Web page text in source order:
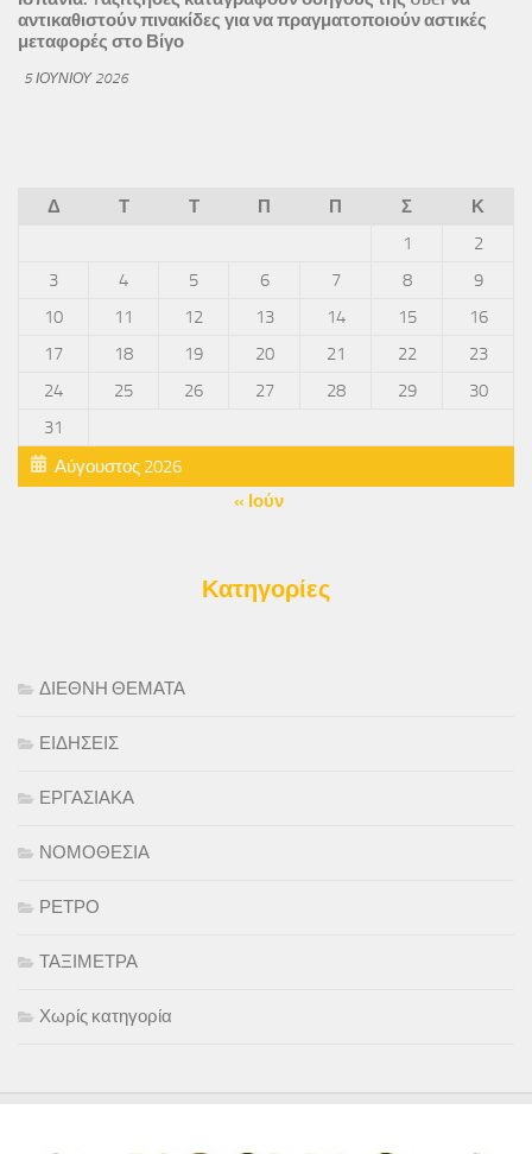
αντικαθιστούν πινακίδες για να πραγματοποιούν αστικές
μεταφορές στο Βίγο
5 ΙΟΥΝΊΟΥ 2026
Αύγουστος 2026
Δ Τ Τ Π Π Σ
Κ
1
2
3
4 5 6 7 8
9
10
11 12 13 14 15
16
17
18 19 20 21 22
23
24
25 26 27 28 29
30
31
« Ιούν
Κατηγορίες
ΔΙΕΘΝΗ ΘΕΜΑΤΑ
ΕΙΔΗΣΕΙΣ
ΕΡΓΑΣΙΑΚΑ
ΝΟΜΟΘΕΣΙΑ
ΡΕΤΡΟ
ΤΑΞΙΜΕΤΡΑ
Χωρίς κατηγορία